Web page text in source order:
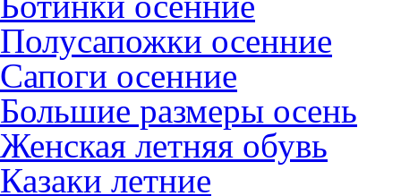
Полусапожки осенние
Сапоги осенние
Большие размеры осень
Женская летняя обувь
Казаки летние